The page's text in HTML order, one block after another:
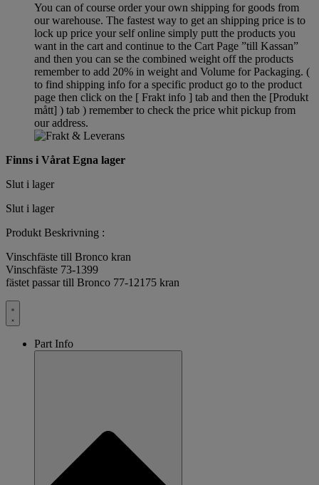
You can of course order your own shipping for goods from
our warehouse. The fastest way to get an shipping price is to
lock up price your self online simply putt the products you
want in the cart and continue to the Cart Page ”till Kassan”
and then you can se the combined weight off the products
remember to add 20% in weight and Volume for Packaging. (
to find shipping info for a specific product go to the product
page then click on the [ Frakt info ] tab and then the [Produkt
mått] ) tab ) rememberto check the price whit pickup from
our address.
Finns i Vårat Egna lager
Slut i lager
Slut i lager
Produkt Beskrivning :
Vinschfäste till Bronco kran
Vinschfäste 73-1399
fästet passar till Bronco 77-12175 kran
Part Info